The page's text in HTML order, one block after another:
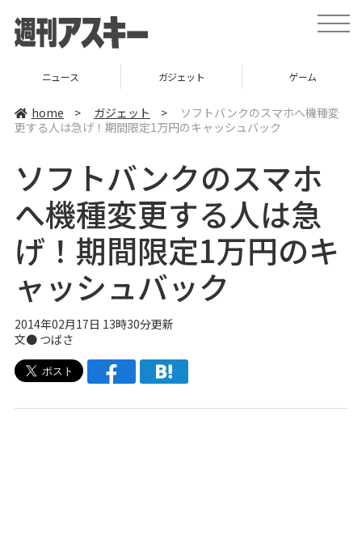
t
o
a
v
ニュース ガジェット ゲーム
home > ガジェット >
ソフトバンクのスマホへ機種変
更する人は急げ！期間限定1万円のキャッシュバック
ソフトバンクのスマホ
へ機種変更する人は急
げ！期間限定1万円のキ
ャッシュバック
2014年02月17日 13時30分更新
文● つばさ